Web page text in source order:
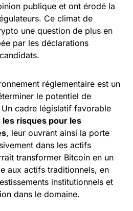
publique et ont érodé la
Ce climat de
une question de plus en
par les déclarations
réglementaire est un
le potentiel de
cadre législatif favorable
les risques pour les
, leur ouvrant ainsi la porte
dans les actifs
transformer Bitcoin en un
aux actifs traditionnels, en
institutionnels et
dans le domaine.